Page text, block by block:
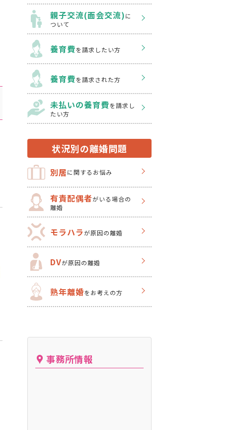
親子交流(面会交流)に
ついて
養育費を請求したい方
養育費を請求された方
未払いの養育費を請求し
たい方
状況別の離婚問題
別居に関するお悩み
有責配偶者がいる場合の
離婚
モラハラが原因の離婚
DVが原因の離婚
熟年離婚をお考えの方
事務所情報